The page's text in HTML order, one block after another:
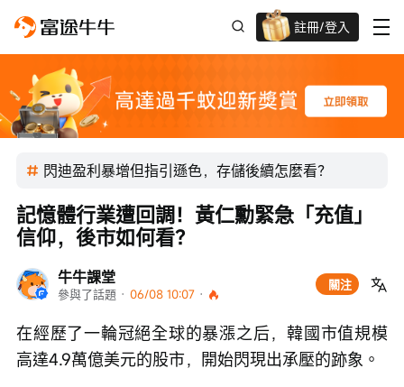
註冊/登入
迎新驚喜賞 股票/BTC等任你揀!
閃迪盈利暴增但指引遜色，存儲後續怎麼看？
牛牛課堂
參與了話題 · 06/08 10:07 ·
關注
記憶體行業遭回調！黃仁勳緊急「充值」
信仰，後市如何看？
在經歷了一輪冠絕全球的暴漲之后，韓國市值規模
高達4.9萬億美元的股市，開始閃現出承壓的跡象。